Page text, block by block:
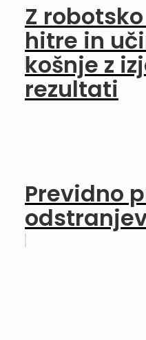
Z
hitre in
košnje z
rezultati
Previdno